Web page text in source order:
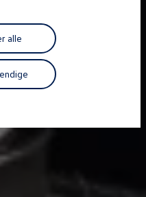
alle
værksted til din